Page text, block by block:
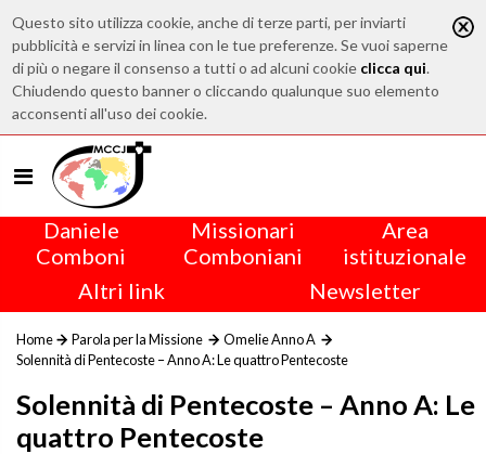
Questo sito utilizza cookie, anche di terze parti, per inviarti
pubblicità e servizi in linea con le tue preferenze. Se vuoi saperne
di più o negare il consenso a tutti o ad alcuni cookie clicca qui.
Chiudendo questo banner o cliccando qualunque suo elemento
acconsenti all'uso dei cookie.
Daniele
Comboni
Missionari
Comboniani
Area
istituzionale
Altri link
Newsletter
Home Parola per la Missione
Omelie Anno A
Solennità di Pentecoste – Anno A: Le quattro Pentecoste
Solennità di Pentecoste – Anno A: Le
quattro Pentecoste